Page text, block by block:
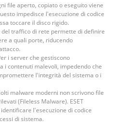
file aperto, copiato o eseguito viene
impedisce l'esecuzione di codice
toccare il disco rigido.
del traffico di rete permette di definire
a quali porte, riducendo
i server che gestiscono
i contenuti malevoli, impedendo che
l'integrità del sistema o i
malware moderni non scrivono file
(Fileless Malware). ESET
l'esecuzione di codice
di sistema.